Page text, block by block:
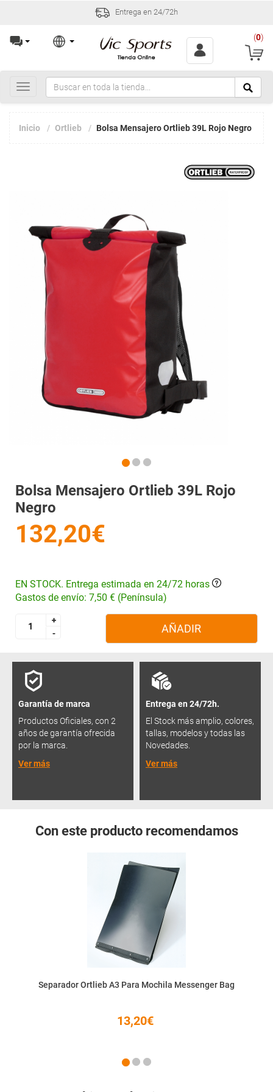
Entrega en 24/72h
(0)
Toggle
navigation
Inicio Ortlieb Bolsa Mensajero Ortlieb 39L Rojo Negro
Bolsa Mensajero Ortlieb 39L Rojo
Negro
132,20€
EN STOCK. Entrega estimada en 24/72 horas
Gastos de envío: 7,50 € (Península)
+
-
+
-
AÑADIR
Garantía de marca
Productos Oficiales, con 2
años de garantía ofrecida
por la marca.
Ver más
Entrega en 24/72h.
El Stock más amplio, colores,
tallas, modelos y todas las
Novedades.
Ver más
Con este producto recomendamos
Separador Ortlieb A3 Para Mochila Messenger Bag
13,20€